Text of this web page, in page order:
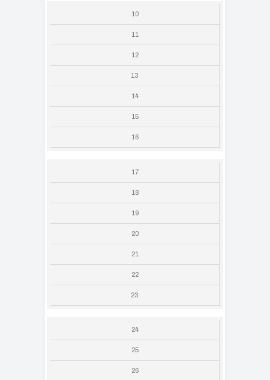
10
11
12
13
14
15
16
17
18
19
20
21
22
23
24
25
26